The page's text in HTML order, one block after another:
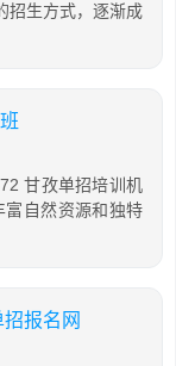
招生方式，逐渐成
甘孜单招培训机
自然资源和独特
报名网